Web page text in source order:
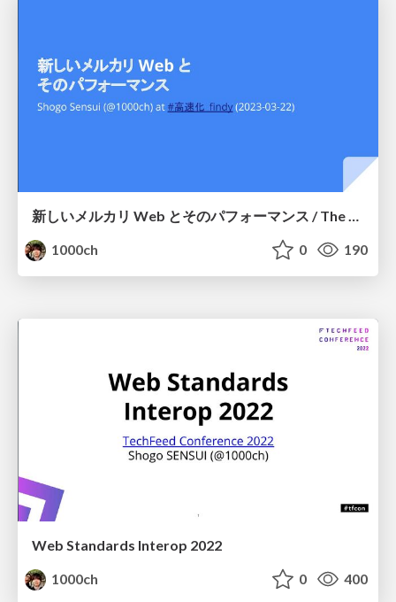
新しいメルカリ Web とそのパフォーマンス / The New Mercari Web and its performance
1000ch
0 190
Web Standards Interop 2022
1000ch
0 400